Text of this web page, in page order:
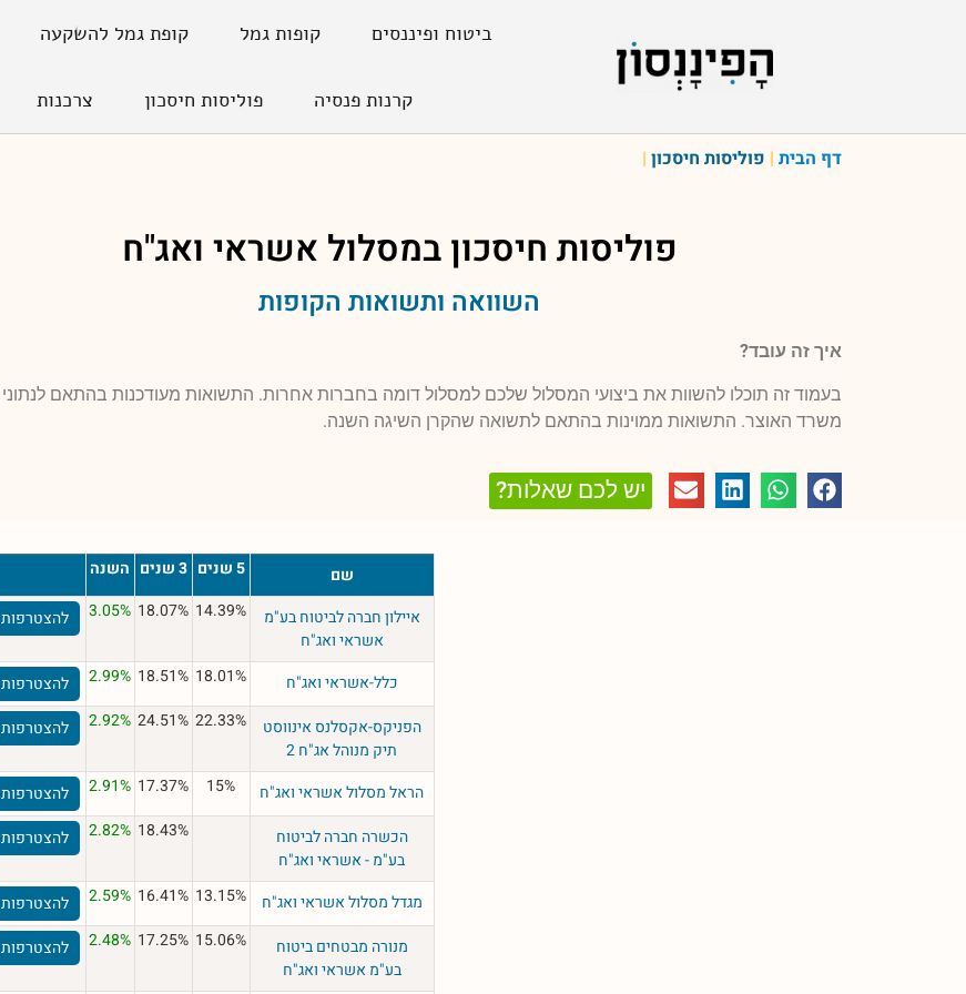
ביטוח ופיננסים קופות גמל קופת גמל להשקעה
קרנות פנסיה פוליסות חיסכון צרכנות
דף הבית | פוליסות חיסכון |
פוליסות חיסכון במסלול אשראי ואג"ח
השוואה ותשואות הקופות
איך זה עובד?
בעמוד זה תוכלו להשוות את ביצועי המסלול שלכם למסלול דומה בחברות אחרות. התשואות מעודכנות בהתאם לנתוני
משרד האוצר. התשואות ממוינות בהתאם לתשואה שהקרן השיגה השנה.
יש לכם שאלות?
שם 5 שנים 3 שנים השנה
איילון חברה לביטוח בע"מ
אשראי ואג"ח
14.39%
18.07%
3.05% להצטרפות
כלל-אשראי ואג"ח 18.01%
18.51%
2.99%
להצטרפות
הפניקס-אקסלנס אינווסט
תיק מנוהל אג"ח 2
22.33%
24.51%
2.92% להצטרפות
הראל מסלול אשראי ואג"ח 15%
17.37%
2.91%
להצטרפות
הכשרה חברה לביטוח
בע"מ - אשראי ואג"ח
18.43%
2.82% להצטרפות
מגדל מסלול אשראי ואג"ח 13.15%
16.41%
2.59%
להצטרפות
מנורה מבטחים ביטוח
בע"מ אשראי ואג"ח
15.06%
17.25%
2.48% להצטרפות